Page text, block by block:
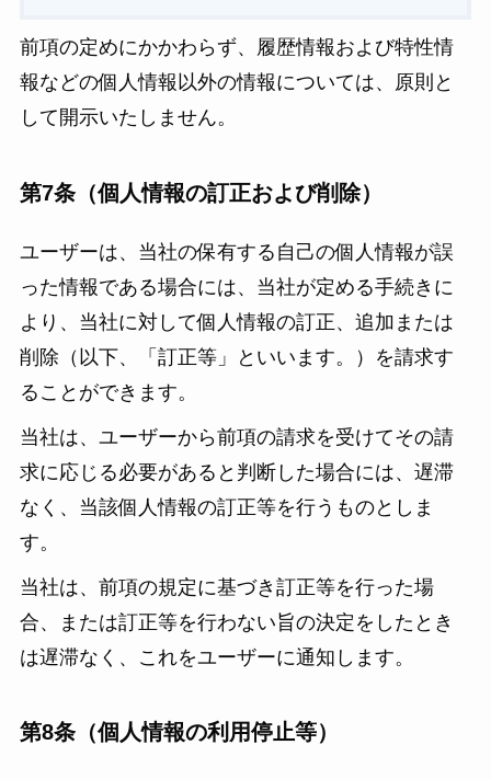
前項の定めにかかわらず、履歴情報および特性情
報などの個人情報以外の情報については、原則と
して開示いたしません。
第7条（個人情報の訂正および削除）
ユーザーは、当社の保有する自己の個人情報が誤
った情報である場合には、当社が定める手続きに
より、当社に対して個人情報の訂正、追加または
削除（以下、「訂正等」といいます。）を請求す
ることができます。
当社は、ユーザーから前項の請求を受けてその請
求に応じる必要があると判断した場合には、遅滞
なく、当該個人情報の訂正等を行うものとしま
す。
当社は、前項の規定に基づき訂正等を行った場
合、または訂正等を行わない旨の決定をしたとき
は遅滞なく、これをユーザーに通知します。
第8条（個人情報の利用停止等）